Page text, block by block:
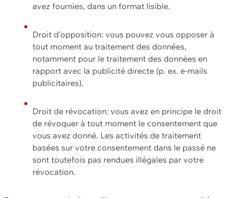
avez fournies, dans un format lisible.
Droit d'opposition: vous pouvez vous opposer à
tout moment au traitement des données,
notamment pour le traitement des données en
rapport avec la publicité directe (p. ex. e-mails
publicitaires).
Droit de révocation: vous avez en principe le droit
de révoquer à tout moment le consentement que
vous avez donné. Les activités de traitement
basées sur votre consentement dans le passé ne
sont toutefois pas rendues illégales par votre
révocation.